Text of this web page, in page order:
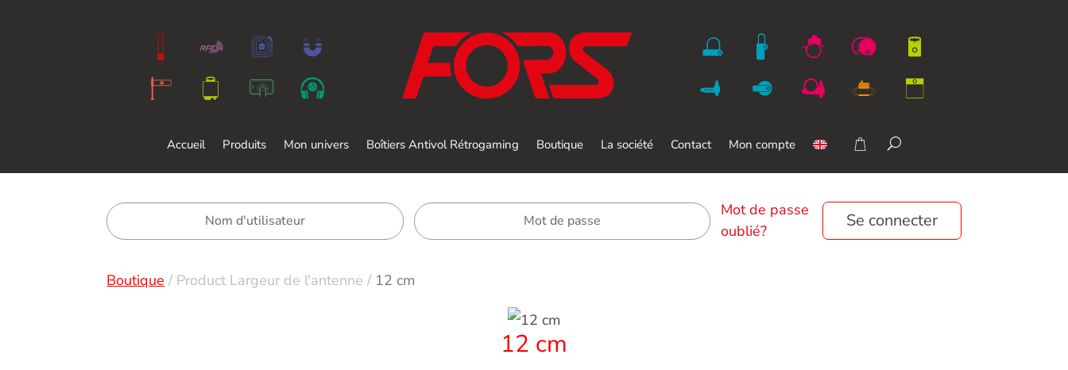
Accueil Produits Mon univers Boîtiers Antivol Rétrogaming Boutique La société Contact Mon compte
Mot de passe
oublié?
Se connecter
Boutique / Product Largeur de l'antenne / 12 cm
12 cm